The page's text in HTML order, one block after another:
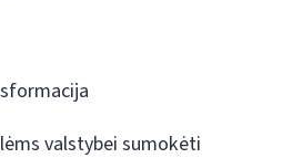
valstybei sumokėti